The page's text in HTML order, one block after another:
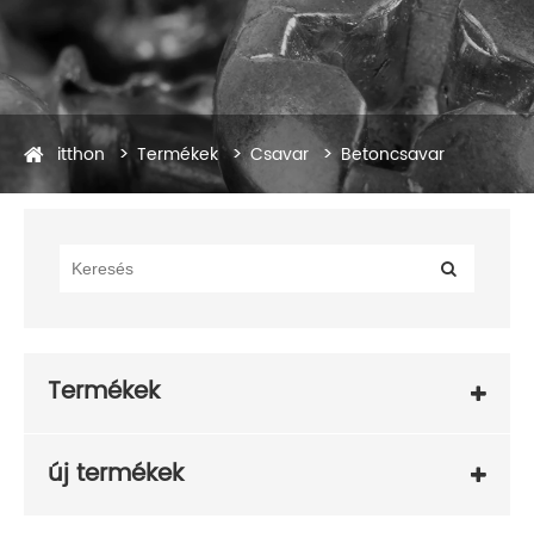
itthon Termékek Csavar Betoncsavar
Termékek
új termékek